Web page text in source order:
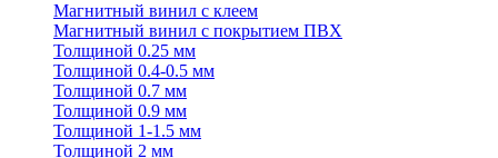
Магнитный винил с клеем
Магнитный винил с покрытием ПВХ
Толщиной 0.25 мм
Толщиной 0.4-0.5 мм
Толщиной 0.7 мм
Толщиной 0.9 мм
Толщиной 1-1.5 мм
Толщиной 2 мм